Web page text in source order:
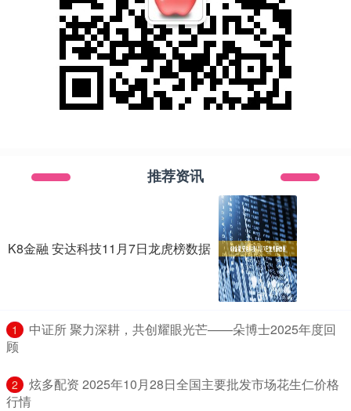
推荐资讯
K8金融 安达科技11月7日龙虎榜数据
1
​中证所 聚力深耕，共创耀眼光芒——朵博士2025年度回
顾
2
​炫多配资 2025年10月28日全国主要批发市场花生仁价格
行情